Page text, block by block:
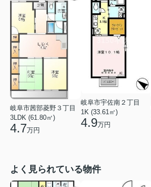
岐阜市茜部菱野３丁目
3LDK (61.80㎡)
4.7万円
岐阜市宇佐南２丁目
1K (33.61㎡)
4.9万円
よく見られている物件